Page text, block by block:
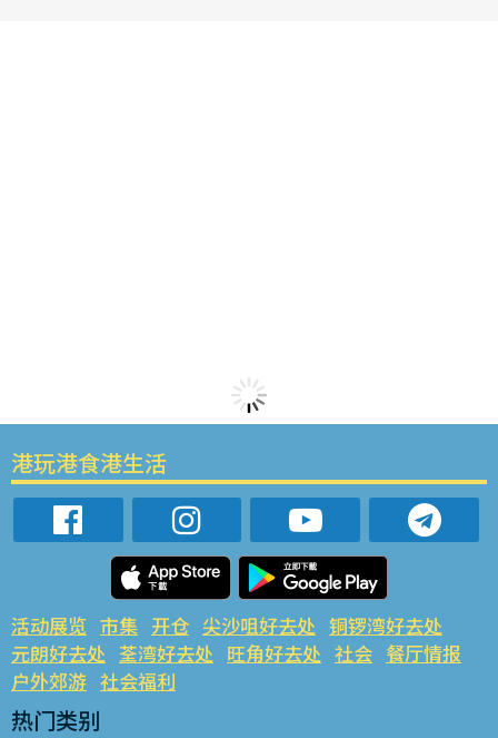
港玩港食港生活
活动展览 市集 开仓 尖沙咀好去处 铜锣湾好去处
元朗好去处 荃湾好去处 旺角好去处 社会 餐厅情报
户外郊游 社会福利
热门类别